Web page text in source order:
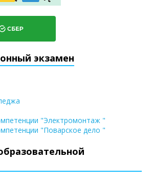
экзамен
"Электромонтаж "
"Поварское дело "